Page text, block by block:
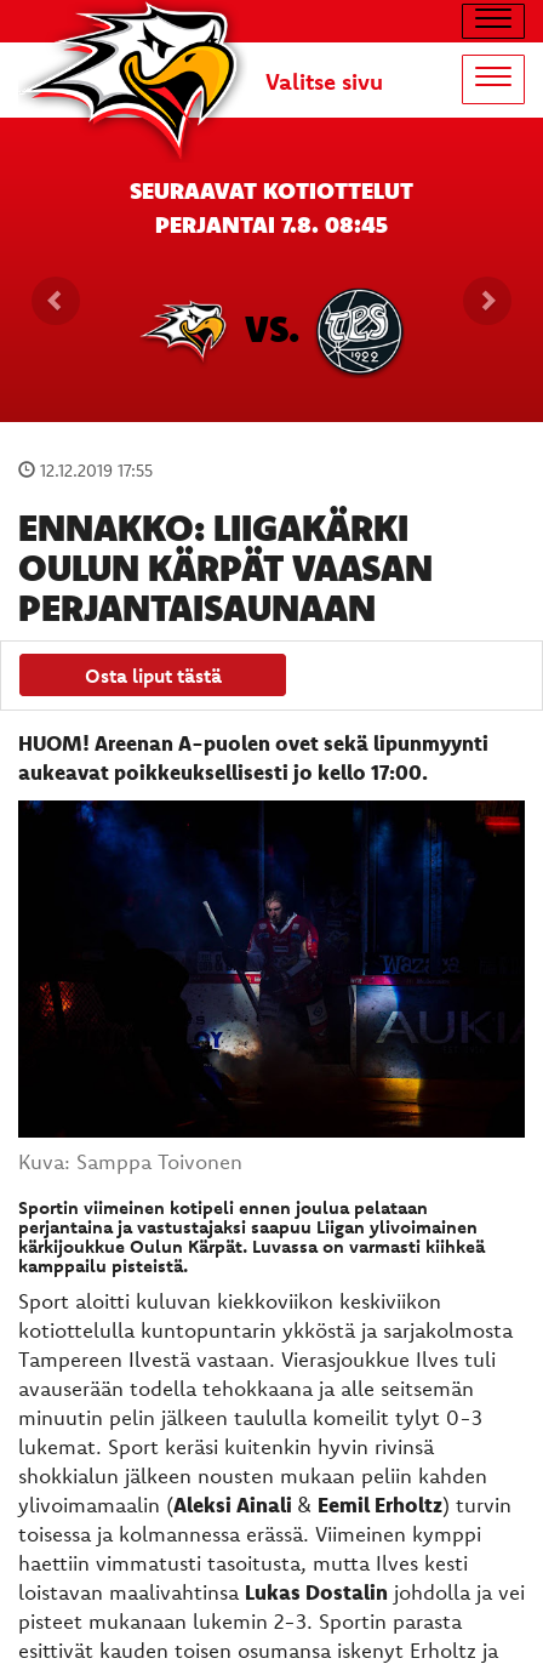
Valitse sivu
SEURAAVAT KOTIOTTELUT
PERJANTAI 7.8. 08:45
VS.
12.12.2019 17:55
ENNAKKO: LIIGAKÄRKI
OULUN KÄRPÄT VAASAN
PERJANTAISAUNAAN
Osta liput tästä
HUOM! Areenan A-puolen ovet sekä lipunmyynti
aukeavat poikkeuksellisesti jo kello 17:00.
Kuva: Samppa Toivonen
Sportin viimeinen kotipeli ennen joulua pelataan
perjantaina ja vastustajaksi saapuu Liigan ylivoimainen
kärkijoukkue Oulun Kärpät. Luvassa on varmasti kiihkeä
kamppailu pisteistä.
Sport aloitti kuluvan kiekkoviikon keskiviikon
kotiottelulla kuntopuntarin ykköstä ja sarjakolmosta
Tampereen Ilvestä vastaan. Vierasjoukkue Ilves tuli
avauserään todella tehokkaana ja alle seitsemän
minuutin pelin jälkeen taululla komeilit tylyt 0-3
lukemat. Sport keräsi kuitenkin hyvin rivinsä
shokkialun jälkeen nousten mukaan peliin kahden
ylivoimamaalin (Aleksi Ainali & Eemil Erholtz) turvin
toisessa ja kolmannessa erässä. Viimeinen kymppi
haettiin vimmatusti tasoitusta, mutta Ilves kesti
loistavan maalivahtinsa Lukas Dostalin johdolla ja vei
pisteet mukanaan lukemin 2-3. Sportin parasta
esittivät kauden toisen osumansa iskenyt Erholtz ja